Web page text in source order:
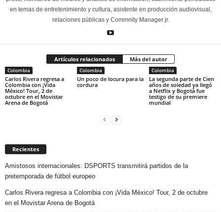
en temas de entretenimiento y cultura, asistente en producción audiovisual,
relaciones públicas y Commnity Manager jr.
Artículos relacionados Más del autor
Colombia
Carlos Rivera regresa a
Colombia con ¡Vida
México! Tour, 2 de
octubre en el Movistar
Arena de Bogotá
Colombia
Un poco de locura para la
cordura
Colombia
La segunda parte de Cien
años de soledad ya llegó
a Netflix y Bogotá fue
testigo de su premiere
mundial
Recientes
Amistosos internacionales: DSPORTS transmitirá partidos de la
pretemporada de fútbol europeo
Carlos Rivera regresa a Colombia con ¡Vida México! Tour, 2 de octubre
en el Movistar Arena de Bogotá